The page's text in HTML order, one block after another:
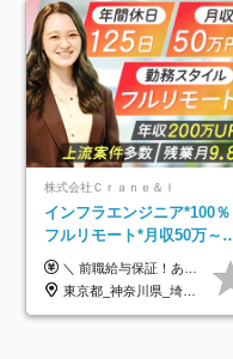
株式会社Ｃｒａｎｅ＆Ｉ
インフラエンジニア*100％
フルリモート*月収50万～*
クラウド×上流工程*前職給
与保証*残業月9.8h
＼ 前職給与保証！あなたのこれまでの経験を正当評価 ／ ★月収50万円～スタート！【年俸600万～1,162万8,000円（12分割）】 ――「頑張りが給与に直結しない…」そんな不満とは無縁の環境です。 実際、入社後に「年収150万～200万円UP」を実現した先輩エンジニアが多数活躍中！ 【 収入をさらに押し上げる充実のプラスα 】 スキルを磨くほど得をする「資格手当」 ⇒ 1資格につき毎月3,000円～30,000円を継続支給！ 成果を見逃さない「功績手当」 ⇒ 社員の頑張りに応じて最大10万円をダイレクトに支給！ スピード昇給・高年収も可能 ⇒ 1回の昇給で年収数十万UPのチャンスあり。ゆくゆくは年収1000万以上のハイクラスも目指せます。 ※経験・スキルを考慮の上決定します ※上記金額には固定残業代（月30h分・95,000円～184,000円）を含みます ※超過分は別途全額支給します ※試用期間2ヶ月間あり（その他待遇に差異はありません）
東京都_神奈川県_埼玉県_千葉県_大阪府_愛知県_北海道_青森県_岩手県_宮城県_秋田県_山形県_福島県_茨城県_栃木県_群馬県_新潟県_山梨県_長野県_富山県_石川県_福井県_静岡県_岐阜県_三重県_兵庫県_京都府_滋賀県_奈良県_和歌山県_広島県_岡山県_鳥取県_島根県_山口県_徳島県_香川県_愛媛県_高知県_福岡県_熊本県_佐賀県_長崎県_大分県_宮崎県_鹿児島県_沖縄県